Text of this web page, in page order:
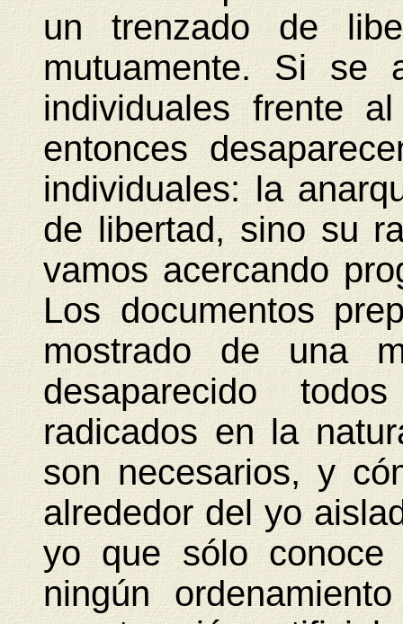
un trenzado de
mutuamente. Si se
individuales frente
entonces
individuales: la
de libertad, sino su
vamos acercando
Los documentos
mostrado de una
desaparecido
radicados en la
son necesarios, y
alrededor del yo
yo que sólo conoce
ningún